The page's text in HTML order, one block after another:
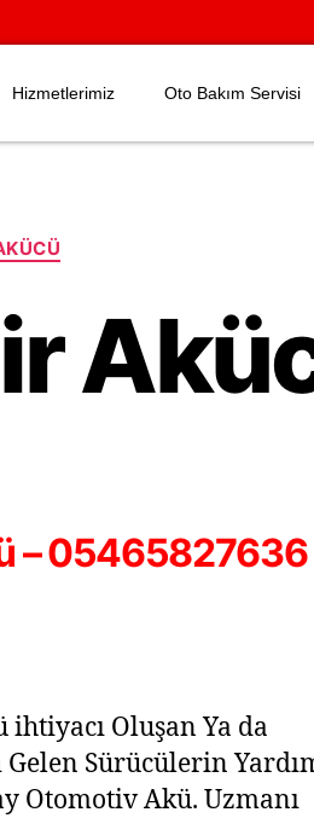
Hizmetlerimiz Oto Bakım Servisi
– 05465827636
ihtiyacı Oluşan Ya da
Sürücülerin
Otomotiv Akü. Uzmanı